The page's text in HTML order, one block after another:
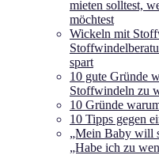
mieten solltest,
möchtest
Wickeln mit
spart
10 gute Gründe
Stoffwindeln zu
10 Gründe
10 Tipps gegen
„Mein Baby will
„Habe ich zu